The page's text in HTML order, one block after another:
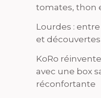
tomates, thon
Lourdes :
et découvertes
KoRo
avec une box
réconfortante